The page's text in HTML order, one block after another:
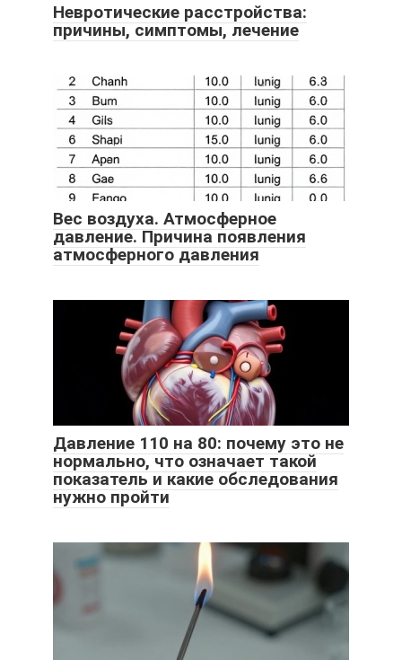
Невротические расстройства:
причины, симптомы, лечение
Вес воздуха. Атмосферное
давление. Причина появления
атмосферного давления
Давление 110 на 80: почему это не
нормально, что означает такой
показатель и какие обследования
нужно пройти